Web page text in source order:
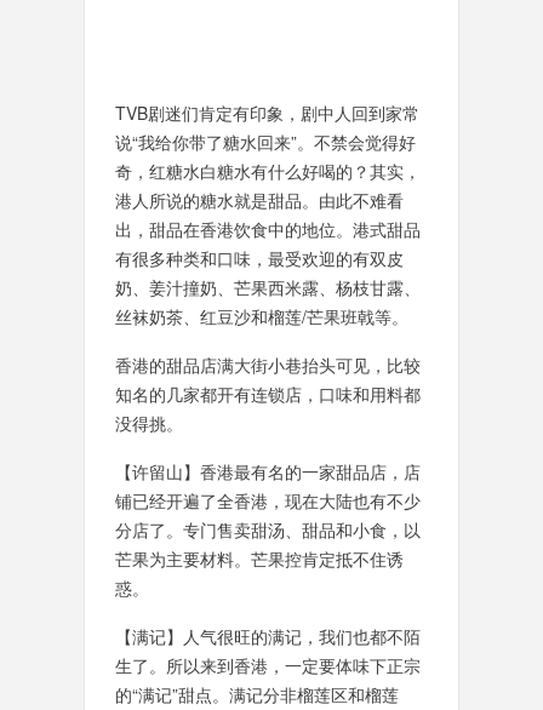
TVB剧迷们肯定有印象，剧中人回到家常
说“我给你带了糖水回来”。不禁会觉得好
奇，红糖水白糖水有什么好喝的？其实，
港人所说的糖水就是甜品。由此不难看
出，甜品在香港饮食中的地位。港式甜品
有很多种类和口味，最受欢迎的有双皮
奶、姜汁撞奶、芒果西米露、杨枝甘露、
丝袜奶茶、红豆沙和榴莲/芒果班戟等。
香港的甜品店满大街小巷抬头可见，比较
知名的几家都开有连锁店，口味和用料都
没得挑。
【许留山】香港最有名的一家甜品店，店
铺已经开遍了全香港，现在大陆也有不少
分店了。专门售卖甜汤、甜品和小食，以
芒果为主要材料。芒果控肯定抵不住诱
惑。
【满记】人气很旺的满记，我们也都不陌
生了。所以来到香港，一定要体味下正宗
的“满记”甜点。满记分非榴莲区和榴莲